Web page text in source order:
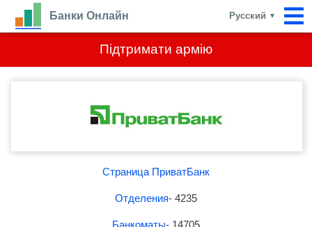
Підтримати армію
Банки Онлайн Русский ▼
Страница ПриватБанк
Отделения- 4235
Банкоматы- 14705